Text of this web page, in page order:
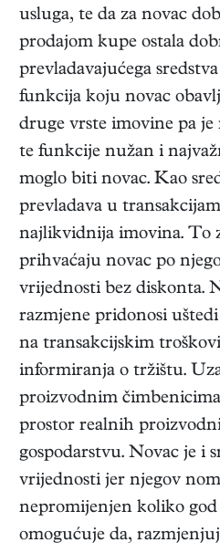
usluga, te da za novac
prodajom kupe ostala
prevladavajućega
funkcija koju novac
druge vrste imovine pa je
te funkcije nužan i
moglo biti novac. Kao
prevladava u
najlikvidnija imovina. To
prihvaćaju novac po
vrijednosti bez diskonta.
razmjene pridonosi
na transakcijskim
informiranja o tržištu.
proizvodnim
prostor realnih
gospodarstvu. Novac je i
vrijednosti jer njegov
nepromijenjen koliko god
omogućuje da,